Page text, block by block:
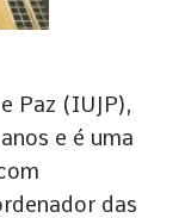
Paz (IUJP),
e é uma
das